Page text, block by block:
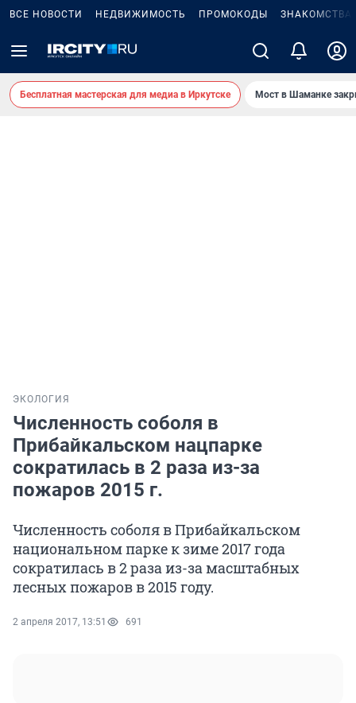
ВСЕ НОВОСТИ НЕДВИЖИМОСТЬ ПРОМОКОДЫ ЗНАКОМСТВА
Бесплатная мастерская для медиа в Иркутске Мост в Шаманке
ЭКОЛОГИЯ
Численность соболя в
Прибайкальском нацпарке
сократилась в 2 раза из-за
пожаров 2015 г.
Численность соболя в Прибайкальском
национальном парке к зиме 2017 года
сократилась в 2 раза из-за масштабных
лесных пожаров в 2015 году.
2 апреля 2017, 13:51 691